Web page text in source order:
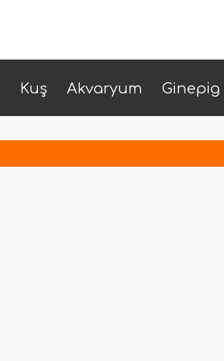
Kuş Akvaryum Ginepig